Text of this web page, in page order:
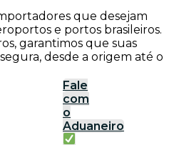
que desejam
e portos brasileiros.
garantimos que suas
desde a origem até o
Fale
com
o
Aduaneiro